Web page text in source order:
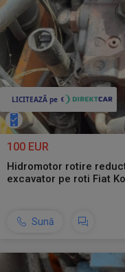
100 EUR
Hidromotor rotire
excavator pe roti Fiat
Sună